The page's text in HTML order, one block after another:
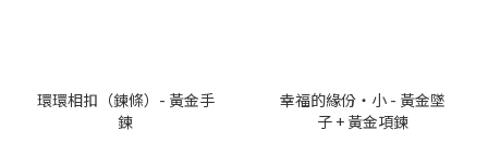
環環相扣（鍊條）- 黃金手
鍊
幸福的緣份・小 - 黃金墜
子 + 黃金項鍊